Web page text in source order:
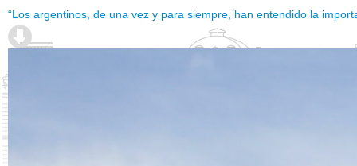
“Los argentinos, de una vez y para siempre, han entendido la